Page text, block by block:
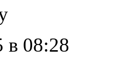
в 08:28